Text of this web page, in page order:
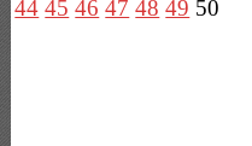
44 45 46 47 48 49 50